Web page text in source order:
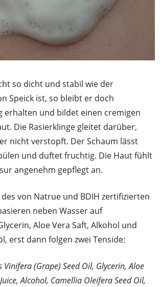
so dicht und stabil wie der
Speick ist, so bleibt er doch
erhalten und bildet einen cremigen
Die Rasierklinge gleitet darüber,
nicht verstopft. Der Schaum lässt
und duftet fruchtig. Die Haut fühlt
angenehm gepflegt an.
von Natrue und BDIH zertifizierten
neben Wasser auf
Aloe Vera Saft, Alkohol und
erst dann folgen zwei Tenside:
Vinifera (Grape) Seed Oil, Glycerin, Aloe
Alcohol, Camellia Oleifera Seed Oil,